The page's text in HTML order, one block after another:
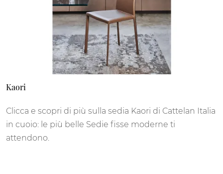
Kaori
Clicca e scopri di più sulla sedia Kaori di Cattelan Italia
in cuoio: le più belle Sedie fisse moderne ti
attendono.